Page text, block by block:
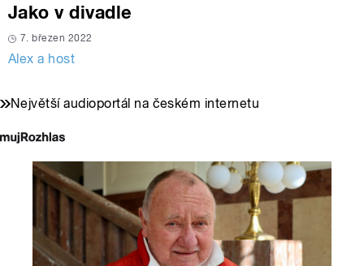
Jako v divadle
7. březen 2022
Alex a host
Největší audioportál na českém internetu